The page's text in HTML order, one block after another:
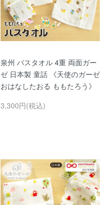
泉州 バスタオル 4重 両面ガー
ゼ 日本製 童話 《天使のガーゼ
おはなしたおる ももたろう》
3,300円(税込)